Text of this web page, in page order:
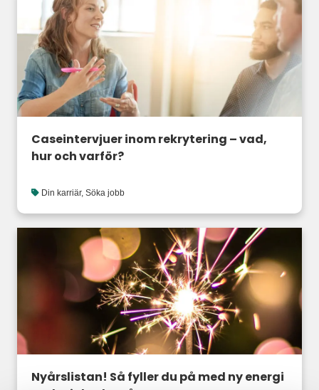
Caseintervjuer inom rekrytering – vad,
hur och varför?
Din karriär, Söka jobb
Nyårslistan! Så fyller du på med ny energi